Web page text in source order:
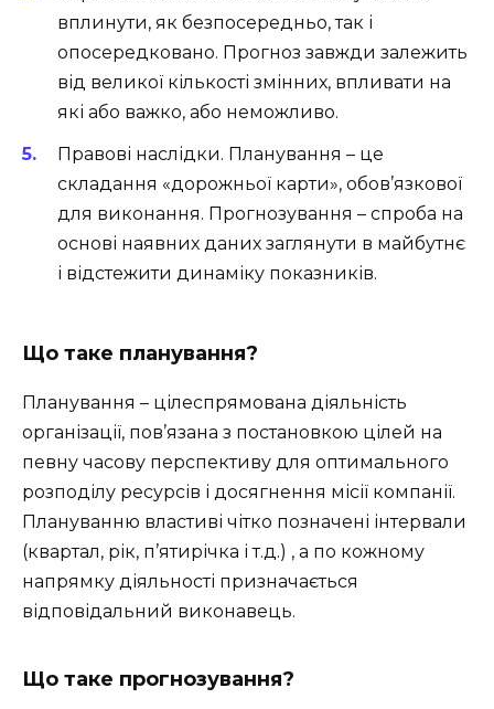
вплинути, як безпосередньо, так і
опосередковано. Прогноз завжди залежить
від великої кількості змінних, впливати на
які або важко, або неможливо.
Правові наслідки. Планування – це
складання «дорожньої карти», обов’язкової
для виконання. Прогнозування – спроба на
основі наявних даних заглянути в майбутнє
і відстежити динаміку показників.
Що таке планування?
Планування – цілеспрямована діяльність
організації, пов’язана з постановкою цілей на
певну часову перспективу для оптимального
розподілу ресурсів і досягнення місії компанії.
Плануванню властиві чітко позначені інтервали
(квартал, рік, п’ятирічка і т.д.) , а по кожному
напрямку діяльності призначається
відповідальний виконавець.
Що таке прогнозування?